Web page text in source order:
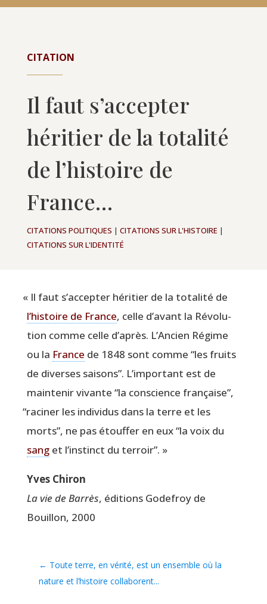
CITATION
Il faut s’accepter
héritier de la totalité
de l’histoire de
France…
CITATIONS POLITIQUES | CITATIONS SUR L'HISTOIRE |
CITATIONS SUR L'IDENTITÉ
« Il faut s’ac­cep­ter héri­tier de la tota­li­té de
l’his­toire de France, celle d’a­vant la Révo­lu­
tion comme celle d’a­près. L’An­cien Régime
ou la France de 1848 sont comme “les fruits
de diverses sai­sons”. L’im­por­tant est de
main­te­nir vivante “la conscience fran­çaise”,
“raci­ner les indi­vi­dus dans la terre et les
morts”, ne pas étouf­fer en eux“la voix du
sanget l’ins­tinct du terroir”. »
Yves Chi­ron
La vie de Bar­rès, édi­tions Gode­froy de
Bouillon, 2000
← Toute terre, en vérité, est un ensemble où la
nature et l’histoire collaborent...